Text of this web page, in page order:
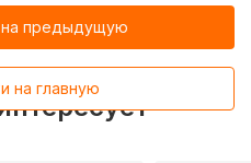
на предыдущую
на главную